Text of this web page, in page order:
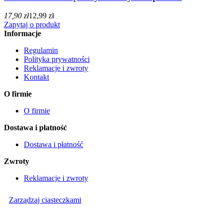
17,90 zł12,99 zł
Zapytaj o produkt
Informacje
Regulamin
Polityka prywatności
Reklamacje i zwroty
Kontakt
O firmie
O firmie
Dostawa i płatność
Dostawa i płatność
Zwroty
Reklamacje i zwroty
Zarządzaj ciasteczkami